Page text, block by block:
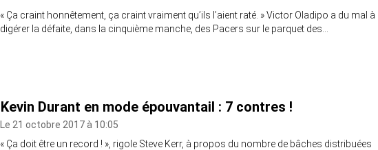
« Ça craint honnêtement, ça craint vraiment qu’ils l’aient raté. » Victor Oladipo a du mal à
digérer la défaite, dans la cinquième manche, des Pacers sur le parquet des…
Kevin Durant en mode épouvantail : 7 contres !
Le 21 octobre 2017 à 10:05
« Ça doit être un record ! », rigole Steve Kerr, à propos du nombre de bâches distribuées